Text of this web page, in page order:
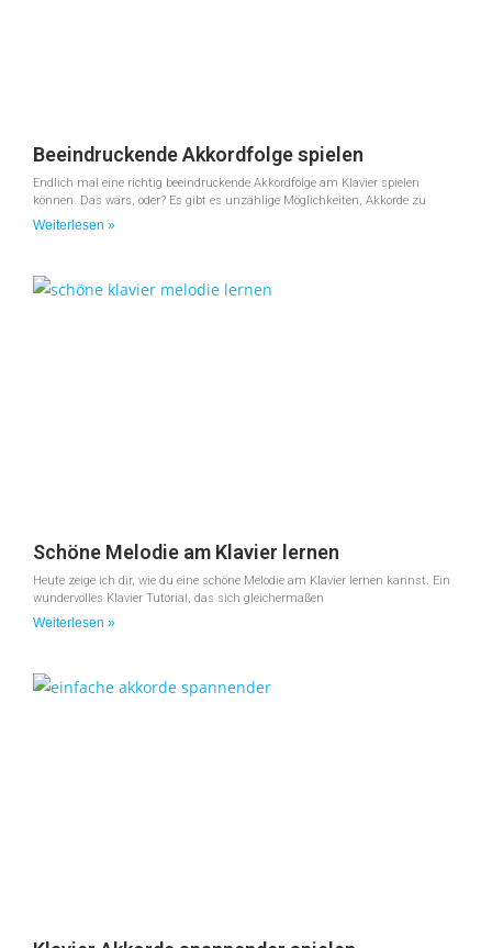
Beeindruckende Akkordfolge spielen
Endlich mal eine richtig beeindruckende Akkordfolge am Klavier spielen
können. Das wärs, oder? Es gibt es unzählige Möglichkeiten, Akkorde zu
Weiterlesen »
Schöne Melodie am Klavier lernen
Heute zeige ich dir, wie du eine schöne Melodie am Klavier lernen kannst. Ein
wundervolles Klavier Tutorial, das sich gleichermaßen
Weiterlesen »